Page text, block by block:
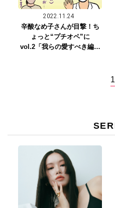
2022.11.24
辛酸なめ子さんが目撃！ち
ょっと“プチオペ”に
vol.2「我らの愛すべき編集
1